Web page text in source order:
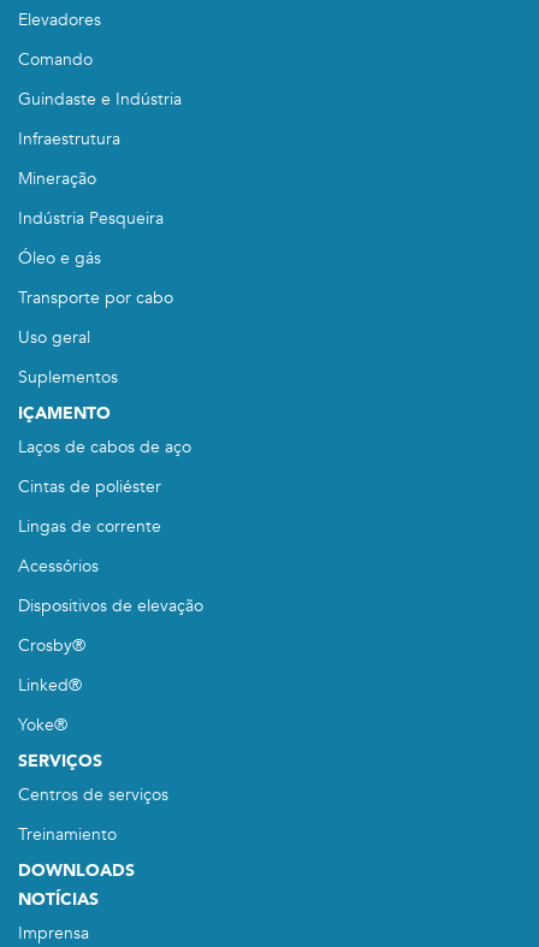
Elevadores
Comando
Guindaste e Indústria
Infraestrutura
Mineração
Indústria Pesqueira
Óleo e gás
Transporte por cabo
Uso geral
Suplementos
IÇAMENTO
Laços de cabos de aço
Cintas de poliéster
Lingas de corrente
Acessórios
Dispositivos de elevação
Crosby®
Linked®
Yoke®
SERVIÇOS
Centros de serviços
Treinamiento
DOWNLOADS
NOTÍCIAS
Imprensa